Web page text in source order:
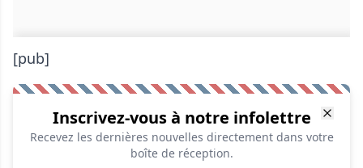
[pub]
Inscrivez-vous à notre infolettre
Recevez les dernières nouvelles directement dans votre
boîte de réception.